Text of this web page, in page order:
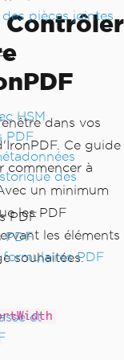
pièces jointes
HSM
PDF
des
PDF
PDF
PDF
et
Contrôler
dans vos
Ce guide
commencer à
un minimum
les PDF
les éléments
souhaitées.